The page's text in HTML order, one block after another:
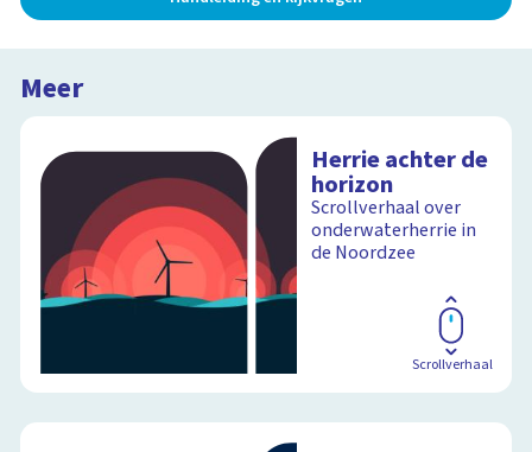
Meer
Herrie achter de
horizon
Scrollverhaal over
onderwaterherrie in
de Noordzee
Scrollverhaal